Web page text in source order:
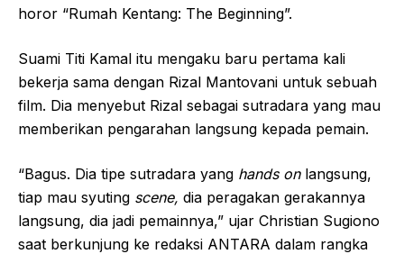
horor “Rumah Kentang: The Beginning”.
Suami Titi Kamal itu mengaku baru pertama kali
bekerja sama dengan Rizal Mantovani untuk sebuah
film. Dia menyebut Rizal sebagai sutradara yang mau
memberikan pengarahan langsung kepada pemain.
“Bagus. Dia tipe sutradara yang hands onlangsung,
tiap mau syuting scene, dia peragakan gerakannya
langsung, dia jadi pemainnya,” ujar Christian Sugiono
saat berkunjung ke redaksi ANTARA dalam rangka